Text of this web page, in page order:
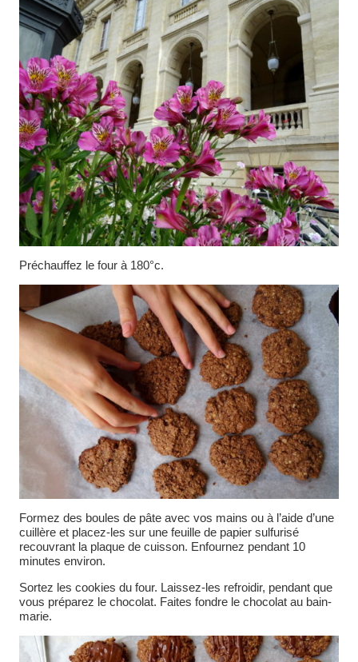
Préchauffez le four à 180°c.
Formez des boules de pâte avec vos mains ou à l’aide d’une
cuillère et placez-les sur une feuille de papier sulfurisé
recouvrant la plaque de cuisson. Enfournez pendant 10
minutes environ.
Sortez les cookies du four. Laissez-les refroidir, pendant que
vous préparez le chocolat. Faites fondre le chocolat au bain-
marie.